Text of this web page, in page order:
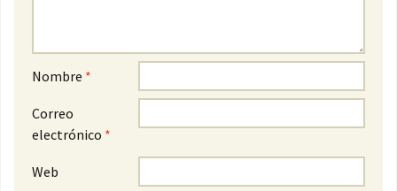
Nombre *
Correo
electrónico *
Web